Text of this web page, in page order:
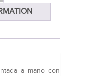
a mano con